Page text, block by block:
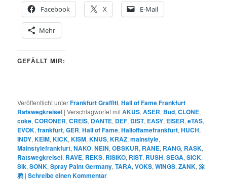
Facebook
X E-Mail
Mehr
GEFÄLLT MIR:
Veröffentlicht unterFrankfurt Graffiti,Hall of Fame Frankfurt
Ratswegkreisel |Verschlagwortet mitAKUS,ASER, Bud,CLONE,
coke,CORONER,CREIS, DANTE, DEF, DIST, EASY, EISER,eTAS,
EVOK,frankfurt,GER,Hall of Fame,Halloffamefrankfurt,HUCH,
INDY,KEIM,KICK,KISM,KNUS,KRAZ,mainstyle,
Mainstylefrankfurt,NAKO,NEIN,OBSKUR, RANE, RANG, RASK,
Ratswegkreisel, RAVE, REKS, RISIKO, RIST, RUSH,SEGA,SICK,
Sik,SONK,Spray Paint Germany,TARA,VOKS,WINGS,ZANK,涂
鸦 |Schreibe einen Kommentar